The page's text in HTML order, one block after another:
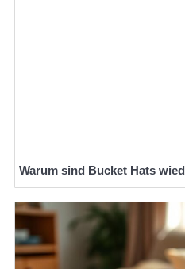
Warum sind Bucket Hats